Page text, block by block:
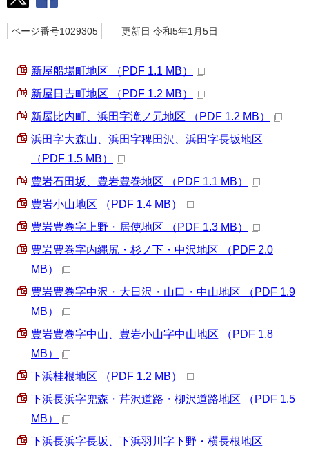
ページ番号1029305 更新日 令和5年1月5日
新屋船場町地区 （PDF 1.1 MB）
新屋日吉町地区 （PDF 1.2 MB）
新屋比内町、浜田字滝ノ元地区 （PDF 1.2 MB）
浜田字大森山、浜田字稗田沢、浜田字長坂地区
（PDF 1.5 MB）
豊岩石田坂、豊岩豊巻地区 （PDF 1.1 MB）
豊岩小山地区 （PDF 1.4 MB）
豊岩豊巻字上野・居使地区 （PDF 1.3 MB）
豊岩豊巻字内縄尻・杉ノ下・中沢地区 （PDF 2.0
MB）
豊岩豊巻字中沢・大日沢・山口・中山地区 （PDF 1.9
MB）
豊岩豊巻字中山、豊岩小山字中山地区 （PDF 1.8
MB）
下浜桂根地区 （PDF 1.2 MB）
下浜長浜字兜森・芹沢道路・柳沢道路地区 （PDF 1.5
MB）
下浜長浜字長坂、下浜羽川字下野・横長根地区